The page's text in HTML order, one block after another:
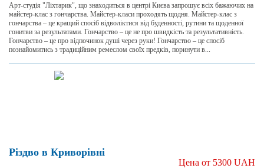
Арт-студія "Ліхтарик", що знаходиться в центрі Києва запрошує всіх бажаючих на
майстер-клас з гончарства. Майстер-класи проходять щодня. Майстер-клас з
гончарства – це кращий спосіб відволіктися від буденності, рутини та щоденної
гонитви за результатами. Гончарство – це не про швидкість та результативність.
Гончарство – це про відпочинок душі через руки! Гончарство – це спосіб
познайомитись з традиційним ремеслом своїх предків, поринути в...
Різдво в Криворівні
Цена от 5300 UAH